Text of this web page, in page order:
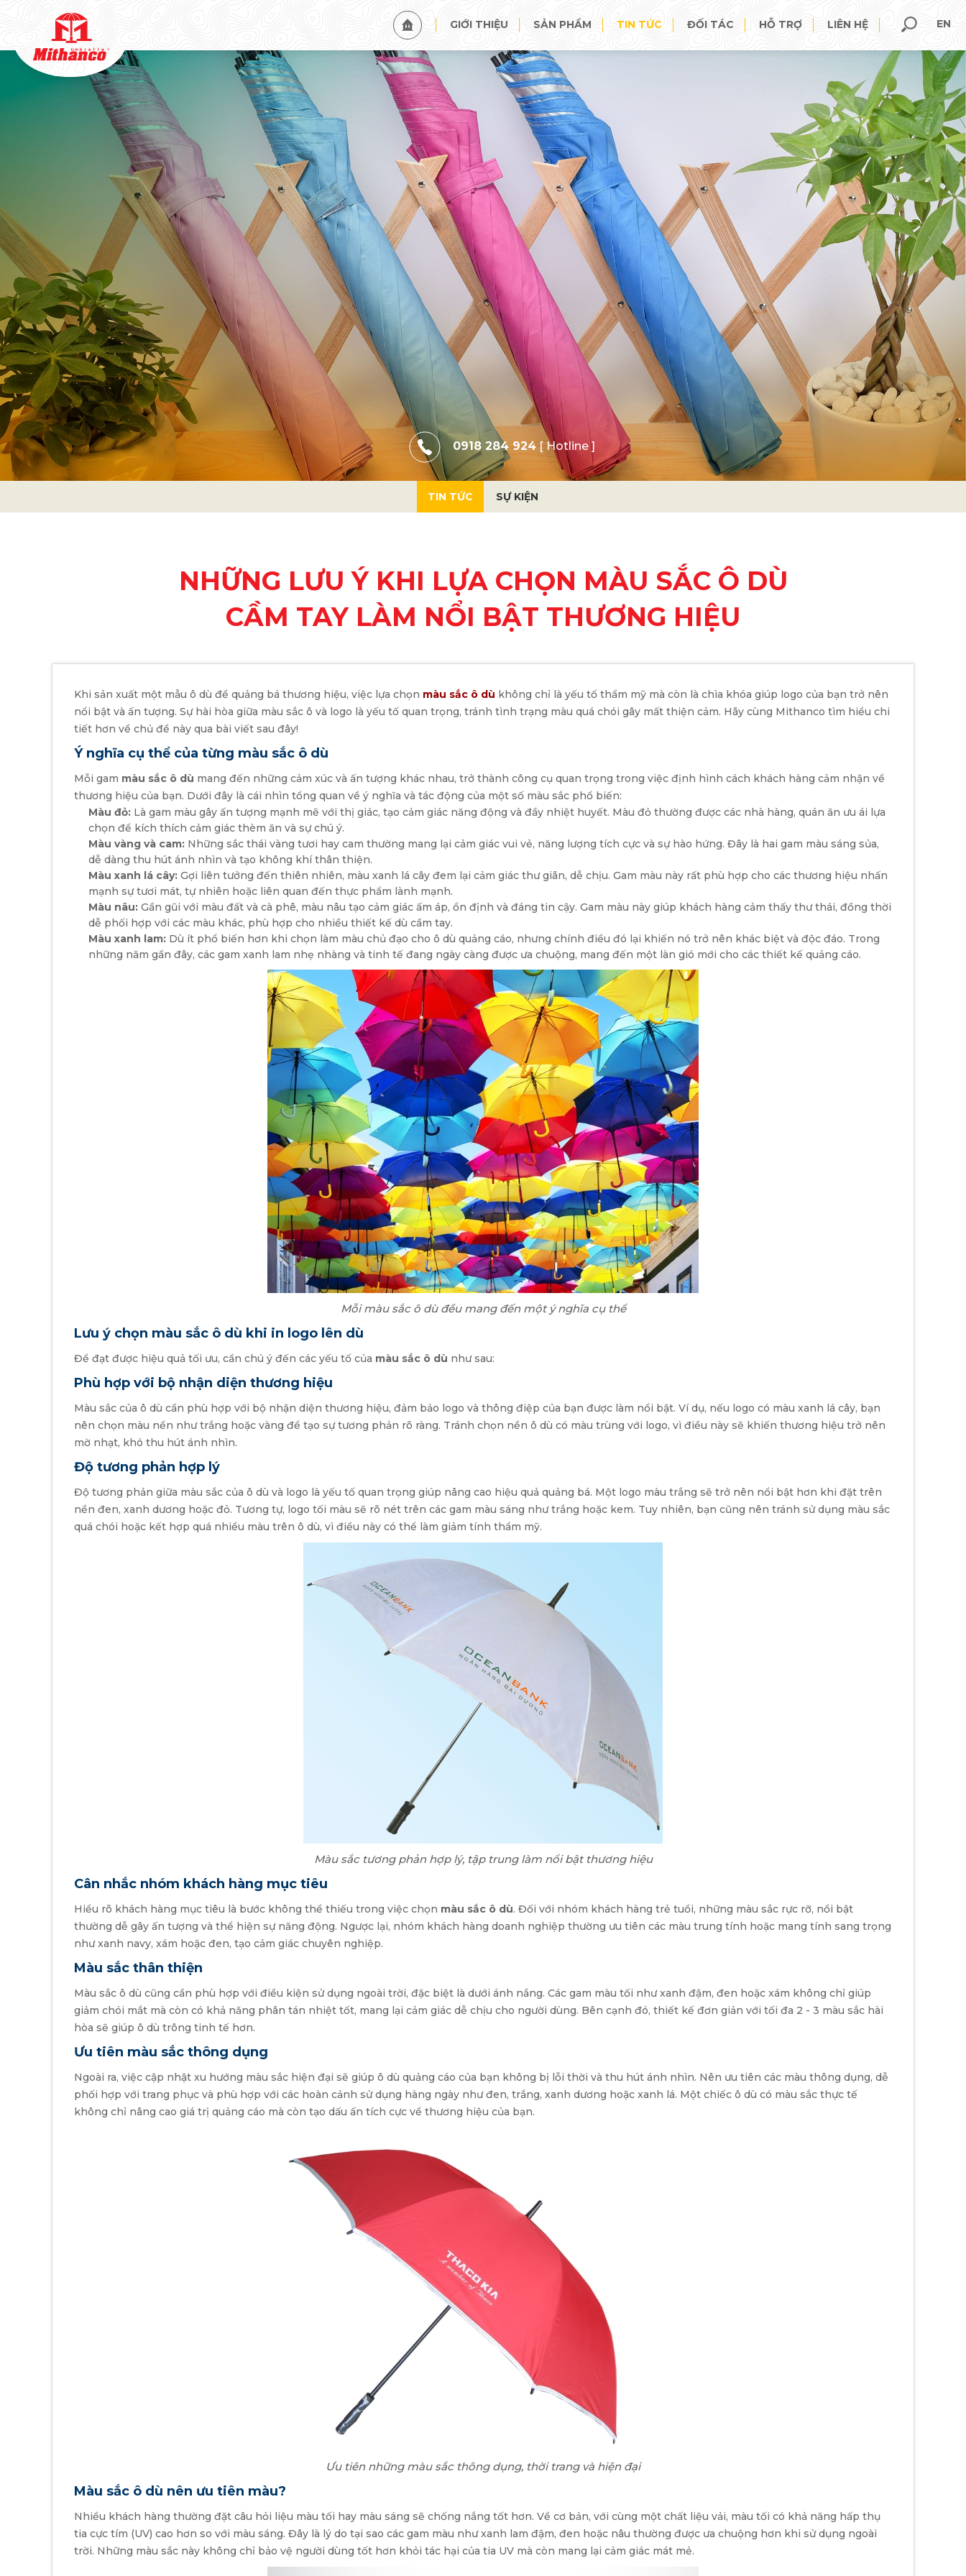
EN
GIỚI THIỆU SẢN PHẨM TIN TỨC ĐỐI TÁC HỖ TRỢ LIÊN HỆ
TIN TỨC SỰ KIỆN
0918 284 924 [ Hotline ]
TIN TỨC SỰ KIỆN
NHỮNG LƯU Ý KHI LỰA CHỌN MÀU SẮC Ô DÙ
CẦM TAY LÀM NỔI BẬT THƯƠNG HIỆU
Khi sản xuất một mẫu ô dù để quảng bá thương hiệu, việc lựa chọn màu sắc ô dù không chỉ là yếu tố thẩm mỹ mà còn là chìa khóa giúp logo của bạn trở nên
nổi bật và ấn tượng. Sự hài hòa giữa màu sắc ô và logo là yếu tố quan trọng, tránh tình trạng màu quá chói gây mất thiện cảm. Hãy cùng Mithanco tìm hiểu chi
tiết hơn về chủ đề này qua bài viết sau đây!
Ý nghĩa cụ thể của từng màu sắc ô dù
Mỗi gam màu sắc ô dù mang đến những cảm xúc và ấn tượng khác nhau, trở thành công cụ quan trọng trong việc định hình cách khách hàng cảm nhận về
thương hiệu của bạn. Dưới đây là cái nhìn tổng quan về ý nghĩa và tác động của một số màu sắc phổ biến:
Màu đỏ: Là gam màu gây ấn tượng mạnh mẽ với thị giác, tạo cảm giác năng động và đầy nhiệt huyết. Màu đỏ thường được các nhà hàng, quán ăn ưu ái lựa
chọn để kích thích cảm giác thèm ăn và sự chú ý.
Màu vàng và cam: Những sắc thái vàng tươi hay cam thường mang lại cảm giác vui vẻ, năng lượng tích cực và sự hào hứng. Đây là hai gam màu sáng sủa,
dễ dàng thu hút ánh nhìn và tạo không khí thân thiện.
Màu xanh lá cây: Gợi liên tưởng đến thiên nhiên, màu xanh lá cây đem lại cảm giác thư giãn, dễ chịu. Gam màu này rất phù hợp cho các thương hiệu nhấn
mạnh sự tươi mát, tự nhiên hoặc liên quan đến thực phẩm lành mạnh.
Màu nâu: Gần gũi với màu đất và cà phê, màu nâu tạo cảm giác ấm áp, ổn định và đáng tin cậy. Gam màu này giúp khách hàng cảm thấy thư thái, đồng thời
dễ phối hợp với các màu khác, phù hợp cho nhiều thiết kế dù cầm tay.
Màu xanh lam: Dù ít phổ biến hơn khi chọn làm màu chủ đạo cho ô dù quảng cáo, nhưng chính điều đó lại khiến nó trở nên khác biệt và độc đáo. Trong
những năm gần đây, các gam xanh lam nhẹ nhàng và tinh tế đang ngày càng được ưa chuộng, mang đến một làn gió mới cho các thiết kế quảng cáo.
Mỗi màu sắc ô dù đều mang đến một ý nghĩa cụ thể
Lưu ý chọn màu sắc ô dù khi in logo lên dù
Để đạt được hiệu quả tối ưu, cần chú ý đến các yếu tố của màu sắc ô dù như sau:
Phù hợp với bộ nhận diện thương hiệu
Màu sắc của ô dù cần phù hợp với bộ nhận diện thương hiệu, đảm bảo logo và thông điệp của bạn được làm nổi bật. Ví dụ, nếu logo có màu xanh lá cây, bạn
nên chọn màu nền như trắng hoặc vàng để tạo sự tương phản rõ ràng. Tránh chọn nền ô dù có màu trùng với logo, vì điều này sẽ khiến thương hiệu trở nên
mờ nhạt, khó thu hút ánh nhìn.
Độ tương phản hợp lý
Độ tương phản giữa màu sắc của ô dù và logo là yếu tố quan trọng giúp nâng cao hiệu quả quảng bá. Một logo màu trắng sẽ trở nên nổi bật hơn khi đặt trên
nền đen, xanh dương hoặc đỏ. Tương tự, logo tối màu sẽ rõ nét trên các gam màu sáng như trắng hoặc kem. Tuy nhiên, bạn cũng nên tránh sử dụng màu sắc
quá chói hoặc kết hợp quá nhiều màu trên ô dù, vì điều này có thể làm giảm tính thẩm mỹ.
Màu sắc tương phản hợp lý, tập trung làm nổi bật thương hiệu
Cân nhắc nhóm khách hàng mục tiêu
Hiểu rõ khách hàng mục tiêu là bước không thể thiếu trong việc chọn màu sắc ô dù. Đối với nhóm khách hàng trẻ tuổi, những màu sắc rực rỡ, nổi bật
thường dễ gây ấn tượng và thể hiện sự năng động. Ngược lại, nhóm khách hàng doanh nghiệp thường ưu tiên các màu trung tính hoặc mang tính sang trọng
như xanh navy, xám hoặc đen, tạo cảm giác chuyên nghiệp.
Màu sắc thân thiện
Màu sắc ô dù cũng cần phù hợp với điều kiện sử dụng ngoài trời, đặc biệt là dưới ánh nắng. Các gam màu tối như xanh đậm, đen hoặc xám không chỉ giúp
giảm chói mắt mà còn có khả năng phân tán nhiệt tốt, mang lại cảm giác dễ chịu cho người dùng. Bên cạnh đó, thiết kế đơn giản với tối đa 2 - 3 màu sắc hài
hòa sẽ giúp ô dù trông tinh tế hơn.
Ưu tiên màu sắc thông dụng
Ngoài ra, việc cập nhật xu hướng màu sắc hiện đại sẽ giúp ô dù quảng cáo của bạn không bị lỗi thời và thu hút ánh nhìn. Nên ưu tiên các màu thông dụng, dễ
phối hợp với trang phục và phù hợp với các hoàn cảnh sử dụng hàng ngày như đen, trắng, xanh dương hoặc xanh lá. Một chiếc ô dù có màu sắc thực tế
không chỉ nâng cao giá trị quảng cáo mà còn tạo dấu ấn tích cực về thương hiệu của bạn.
Ưu tiên những màu sắc thông dụng, thời trang và hiện đại
Màu sắc ô dù nên ưu tiên màu?
Nhiều khách hàng thường đặt câu hỏi liệu màu tối hay màu sáng sẽ chống nắng tốt hơn. Về cơ bản, với cùng một chất liệu vải, màu tối có khả năng hấp thụ
tia cực tím (UV) cao hơn so với màu sáng. Đây là lý do tại sao các gam màu như xanh lam đậm, đen hoặc nâu thường được ưa chuộng hơn khi sử dụng ngoài
trời. Những màu sắc này không chỉ bảo vệ người dùng tốt hơn khỏi tác hại của tia UV mà còn mang lại cảm giác mát mẻ.